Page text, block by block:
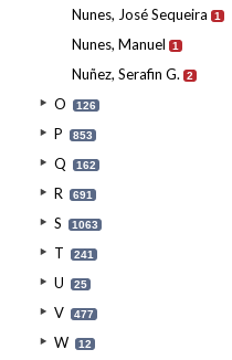
Nunes, José Sequeira 1
Nunes, Manuel 1
Nuñez, Serafin G. 2
O 126
P 853
Q 162
R 691
S 1063
T 241
U 25
V 477
W 12